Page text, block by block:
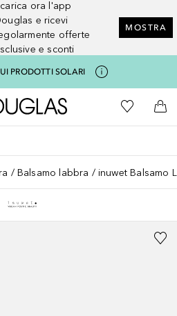
ora l'app
e ricevi
offerte
e sconti
MOSTRA
PRODOTTI SOLARI
A Douglas HomeAlla Mia
Al
Balsamo labbra inuwet Balsamo